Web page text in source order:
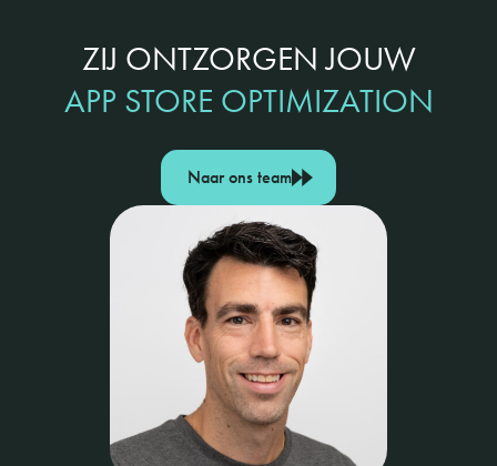
ZIJ ONTZORGEN JOUW
APP STORE OPTIMIZATION
Naar ons team